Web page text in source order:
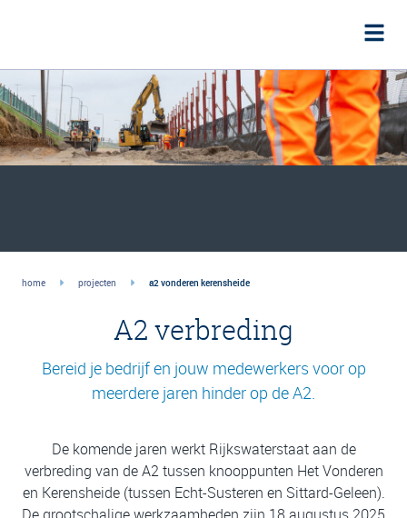
home projecten a2 vonderen kerensheide
A2 verbreding
Bereid je bedrijf en jouw medewerkers voor op
meerdere jaren hinder op de A2.
De komende jaren werkt Rijkswaterstaat aan de
verbreding van de A2 tussen knooppunten Het Vonderen
en Kerensheide (tussen Echt-Susteren en Sittard-Geleen).